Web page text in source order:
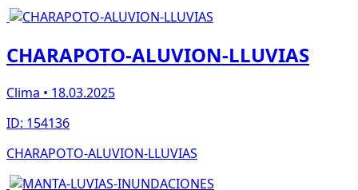
CHARAPOTO-ALUVION-LLUVIAS
Clima • 18.03.2025
ID: 154136
CHARAPOTO-ALUVION-LLUVIAS